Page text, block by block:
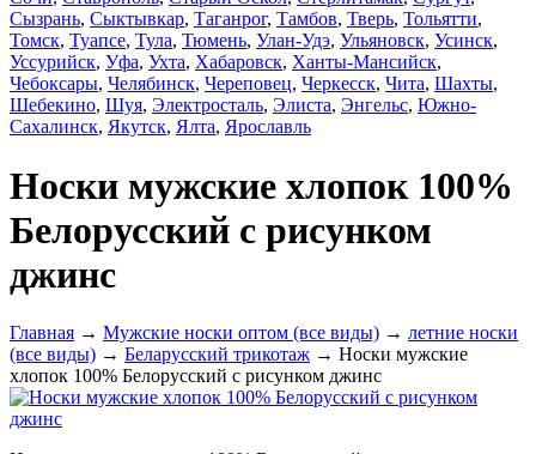
Сызрань, Сыктывкар, Таганрог, Тамбов, Тверь, Тольятти,
Томск, Туапсе, Тула, Тюмень, Улан-Удэ, Ульяновск, Усинск,
Уссурийск, Уфа, Ухта, Хабаровск, Ханты-Мансийск,
Чебоксары, Челябинск, Череповец, Черкесск, Чита, Шахты,
Шебекино, Шуя, Электросталь, Элиста, Энгельс, Южно-
Сахалинск, Якутск, Ялта, Ярославль
Носки мужские хлопок 100%
Белорусский с рисунком
джинс
Главная → Мужские носки оптом (все виды) → летние носки
(все виды) → Беларусский трикотаж → Носки мужские
хлопок 100% Белорусский с рисунком джинс